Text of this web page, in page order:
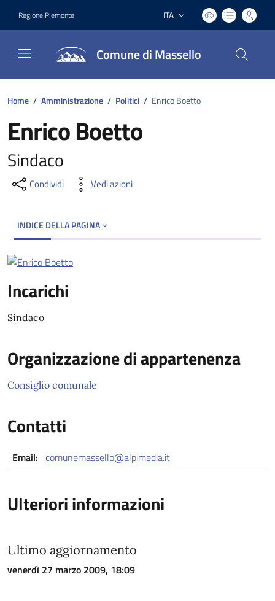
Regione Piemonte Lingua attiva:
ITA
Comune di Massello
Home / Amministrazione / Politici / Enrico Boetto
Enrico Boetto
Sindaco
Condividi Vedi azioni
INDICE DELLA PAGINA
Incarichi
Sindaco
Organizzazione di appartenenza
Consiglio comunale
Contatti
Email: comunemassello@alpimedia.it
Ulteriori informazioni
Ultimo aggiornamento
venerdì 27 marzo 2009, 18:09